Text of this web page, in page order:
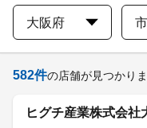
大阪府
582件の店舗が見つかり
ヒグチ産業株式会社